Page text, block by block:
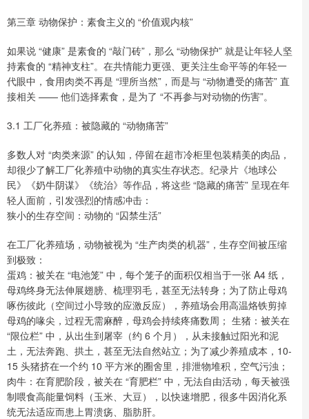
第三章 动物保护：素食主义的 “价值观内核”
如果说 “健康” 是素食的 “敲门砖”，那么 “动物保护” 就是让年轻人坚
持素食的 “精神支柱”。在共情能力更强、更关注生命平等的年轻一
代眼中，食用肉类不再是 “理所当然”，而是与 “动物遭受的痛苦” 直
接相关 —— 他们选择素食，是为了 “不再参与对动物的伤害”。
3.1 工厂化养殖：被隐藏的 “动物痛苦”
多数人对 “肉类来源” 的认知，停留在超市冷柜里包装精美的肉品，
却很少了解工厂化养殖中动物的真实生存状态。纪录片《地球公
民》《奶牛阴谋》《统治》等作品，将这些 “隐藏的痛苦” 呈现在年
轻人面前，引发强烈的情感冲击：
狭小的生存空间：动物的 “囚禁生活”
在工厂化养殖场，动物被视为 “生产肉类的机器”，生存空间被压缩
到极致：
蛋鸡：被关在 “电池笼” 中，每个笼子的面积仅相当于一张 A4 纸，
母鸡终身无法伸展翅膀、梳理羽毛，甚至无法转身；为了防止母鸡
啄伤彼此（空间过小导致的应激反应），养殖场会用高温烙铁剪掉
母鸡的喙尖，过程无需麻醉，母鸡会持续疼痛数周； 生猪：被关在
“限位栏” 中，从出生到屠宰（约 6 个月），从未接触过阳光和泥
土，无法奔跑、拱土，甚至无法自然站立；为了减少养殖成本，10-
15 头猪挤在一个约 10 平方米的圈舍里，排泄物堆积，空气污浊；
肉牛：在育肥阶段，被关在 “育肥栏” 中，无法自由活动，每天被强
制喂食高能量饲料（玉米、大豆），以快速增肥，很多牛因消化系
统无法适应而患上胃溃疡、脂肪肝。